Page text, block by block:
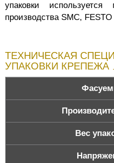
упаковки используется
производства SMC,
ТЕХНИЧЕСКАЯ
УПАКОВКИ КРЕПЕЖА
Вес